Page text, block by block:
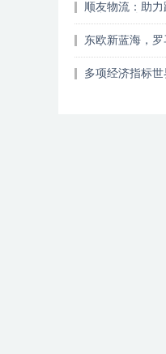
顺友物流：助
东欧新蓝海，
多项经济指标世